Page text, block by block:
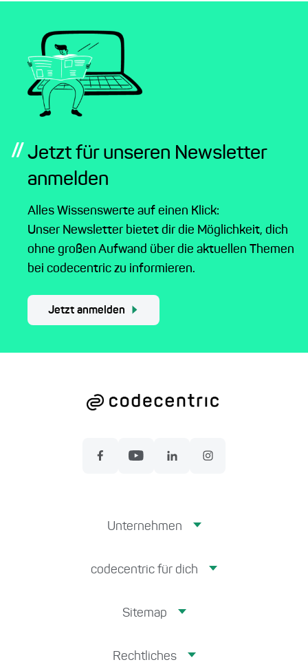
// Jetzt für unseren Newsletter
anmelden
Alles Wissenswerte auf einen Klick:
Unser Newsletter bietet dir die Möglichkeit, dich
ohne großen Aufwand über die aktuellen Themen
bei codecentric zu informieren.
Jetzt anmelden
Unternehmen
codecentric für dich
Sitemap
Rechtliches